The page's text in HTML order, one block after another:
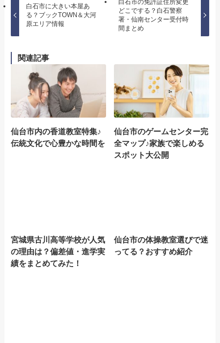
白石市に大きい本屋あ
る？ブックTOWN＆大河
原エリア情報
白石市の免許証住所変更
どこでする？白石警察
署・仙南センター受付時
間まとめ
関連記事
仙台市内の香道教室特集♪
伝統文化で心豊かな時間を
仙台市のゲームセンター完
全マップ♪家族で楽しめる
スポット大公開
宮城県古川高等学校が人気
の理由は？偏差値・進学実
績をまとめてみた！
仙台市の体操教室選びで迷
ってる？おすすめ紹介